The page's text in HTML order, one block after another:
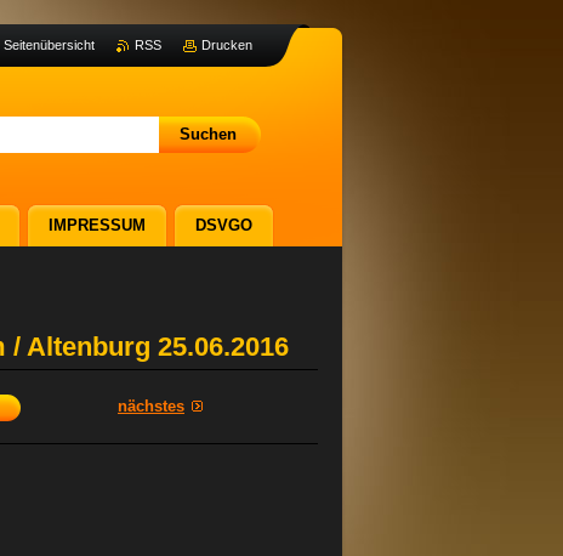
Altenburg 25.06.2016
nächstes
IMPRESSUM DSVGO
Seitenübersicht RSS Drucken